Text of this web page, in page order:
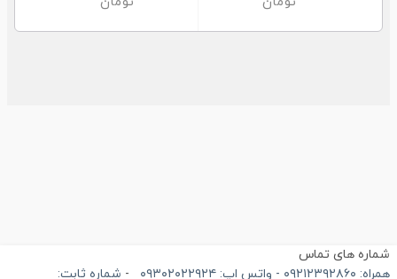
های تماس
- واتس اپ: ۰۹۳۰۲۰۲۲۹۲۴
- شماره ثابت: